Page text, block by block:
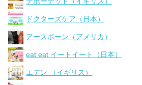
ドクターズケア（日本）
アースボーン（アメリカ）
eat eat イートイート（日本）
エデン （イギリス）